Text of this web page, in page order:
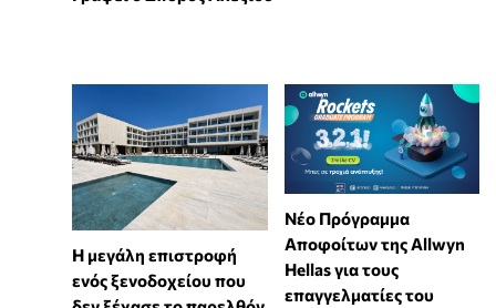
Η μεγάλη επιστροφή
ενός ξενοδοχείου που
Νέο Πρόγραμμα
Αποφοίτων της Allwyn
Hellas για τους
επαγγελματίες του